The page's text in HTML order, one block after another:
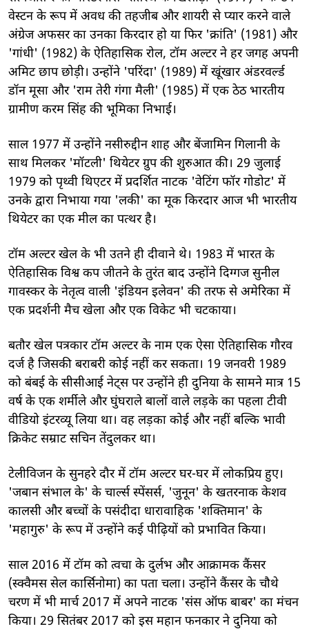
वेस्टन के रूप में अवध की तहजीब और शायरी से प्यार करने वाले
अंग्रेज अफसर का उनका किरदार हो या फिर 'क्रांति' (1981) और
'गांधी' (1982) के ऐतिहासिक रोल, टॉम अल्टर ने हर जगह अपनी
अमिट छाप छोड़ी। उन्होंने 'परिंदा' (1989) में खूंखार अंडरवर्ल्ड
डॉन मूसा और 'राम तेरी गंगा मैली' (1985) में एक ठेठ भारतीय
ग्रामीण करम सिंह की भूमिका निभाई।
साल 1977 में उन्होंने नसीरुद्दीन शाह और बेंजामिन गिलानी के
साथ मिलकर 'मॉटली' थियेटर ग्रुप की शुरुआत की। 29 जुलाई
1979 को पृथ्वी थिएटर में प्रदर्शित नाटक 'वेटिंग फॉर गोडोट' में
उनके द्वारा निभाया गया 'लकी' का मूक किरदार आज भी भारतीय
थियेटर का एक मील का पत्थर है।
टॉम अल्टर खेल के भी उतने ही दीवाने थे। 1983 में भारत के
ऐतिहासिक विश्व कप जीतने के तुरंत बाद उन्होंने दिग्गज सुनील
गावस्कर के नेतृत्व वाली 'इंडियन इलेवन' की तरफ से अमेरिका में
एक प्रदर्शनी मैच खेला और एक विकेट भी चटकाया।
बतौर खेल पत्रकार टॉम अल्टर के नाम एक ऐसा ऐतिहासिक गौरव
दर्ज है जिसकी बराबरी कोई नहीं कर सकता। 19 जनवरी 1989
को बंबई के सीसीआई नेट्स पर उन्होंने ही दुनिया के सामने मात्र 15
वर्ष के एक शर्मीले और घुंघराले बालों वाले लड़के का पहला टीवी
वीडियो इंटरव्यू लिया था। वह लड़का कोई और नहीं बल्कि भावी
क्रिकेट सम्राट सचिन तेंदुलकर था।
टेलीविजन के सुनहरे दौर में टॉम अल्टर घर-घर में लोकप्रिय हुए।
'जबान संभाल के' के चार्ल्स स्पेंसर्स, 'जुनून' के खतरनाक केशव
कालसी और बच्चों के पसंदीदा धारावाहिक 'शक्तिमान' के
'महागुरु' के रूप में उन्होंने कई पीढ़ियों को प्रभावित किया।
साल 2016 में टॉम को त्वचा के दुर्लभ और आक्रामक कैंसर
(स्क्वैमस सेल कार्सिनोमा) का पता चला। उन्होंने कैंसर के चौथे
चरण में भी मार्च 2017 में अपने नाटक 'संस ऑफ बाबर' का मंचन
किया। 29 सितंबर 2017 को इस महान फनकार ने दुनिया को